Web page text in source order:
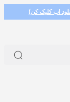
اپ کلیک کن)